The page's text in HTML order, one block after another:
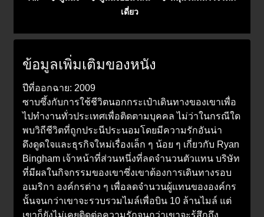
เดี่ยว
ข้อมูลเพิ่มเติมของหนัง
ปีที่ออกฉาย: 2009
ซาบซึ้งกับการใช้ชีวิตนอกกระเป๋าเดินทางของเขาเพื่อ
ไปทำงานทั่วประเทศเพื่อติดตามบุคคล ไม่ว่าในกรณีใด
พบวิถีชีวิตที่ถูกประนีประนอมโดยมีความรักอันน่า
ดึงดูดใจและธุรกิจใหม่เรื่องเล็ก ๆ น้อย ๆ เกี่ยวกับ Ryan
Bingham เจ้าหน้าที่ส่วนหนึ่งที่ลดจำนวนตัวแทน บริษัท
ที่มีผลในกิจกรรมของเขาซึ่งเขาต้องการเดินทางรอบ
อเมริกา องค์กรต่าง ๆ เพื่อลดจำนวนผู้แทนขององค์กร
นั้นจนกว่าเขาจะรวบรวมไมล์เพื่อบิน 10 ล้านไมล์ แต่
เขาก็ยังไม่เคยติดต่อความรักจนกว่าเขาจะรู้สึกถึง